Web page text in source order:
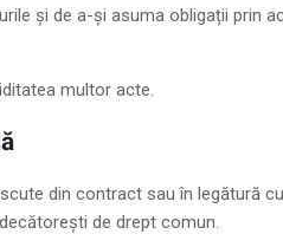
și de a-și asuma obligații prin
multor acte.
din contract sau în legătură cu
de drept comun.